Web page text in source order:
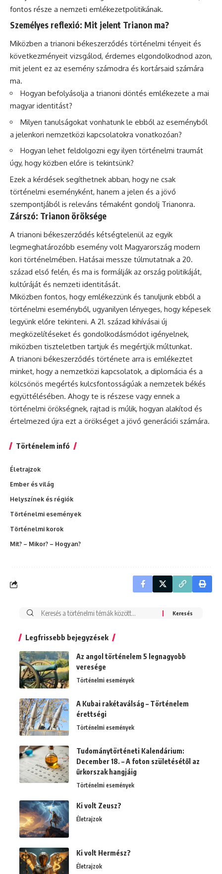
fontos része a nemzeti emlékezetpolitikának.
Személyes reflexió: Mit jelent Trianon ma?
Miközben a trianoni békeszerződés történelmi tényeit és
következményeit vizsgálod, érdemes elgondolkodnod azon,
mit jelent ez az esemény számodra és kortársaid számára
ma.
Hogyan befolyásolja a trianoni döntés emlékezete a mai
magyar identitást?
Milyen tanulságokat vonhatunk le ebből az eseményből
a jelenkori nemzetközi kapcsolatokra vonatkozóan?
Hogyan lehet feldolgozni egy ilyen történelmi traumát
úgy, hogy közben előre is tekintsünk?
Ezek a kérdések segíthetnek abban, hogy ne csak
történelmi eseményként, hanem a jelen és a jövő
szempontjából is releváns témaként gondolj Trianonra.
Zárszó: Trianon öröksége
A trianoni békeszerződés kétségtelenül az egyik
legmeghatározóbb esemény volt Magyarország modern
kori történelmében. Hatásai messze túlmutatnak a 20.
század első felén, és ma is formálják az ország politikáját,
kultúráját és nemzeti identitását.
Miközben fontos, hogy emlékezzünk és tanuljunk ebből a
történelmi eseményből, ugyanilyen lényeges, hogy képesek
legyünk előre tekinteni. A 21. század kihívásai új
megközelítéseket és gondolkodásmódot igényelnek,
miközben tiszteletben tartjuk és megértjük múltunkat.
A trianoni békeszerződés története arra is emlékeztet
minket, hogy a nemzetközi kapcsolatok, a diplomácia és a
kölcsönös megértés kulcsfontosságúak a nemzetek békés
együttélésében. Ahogy te is részese vagy ennek a
történelmi örökségnek, rajtad is múlik, hogyan alakítod és
értelmezed újra ezt a örökséget a jövő generációi számára.
Történelem infó
Életrajzok
Ember és világ
Helyszínek és régiók
Történelmi események
Történelmi korok
Mit? – Mikor? – Hogyan?
Search
Legfrissebb bejegyzések
Az angol történelem 5 legnagyobb
veresége
Történelmi események
A Kubai rakétaválság – Történelem
érettségi
Történelmi események
Tudománytörténeti Kalendárium:
December 18. – A foton születésétől az
űrkorszak hangjáig
Történelmi események
Ki volt Zeusz?
Életrajzok
Ki volt Hermész?
Életrajzok